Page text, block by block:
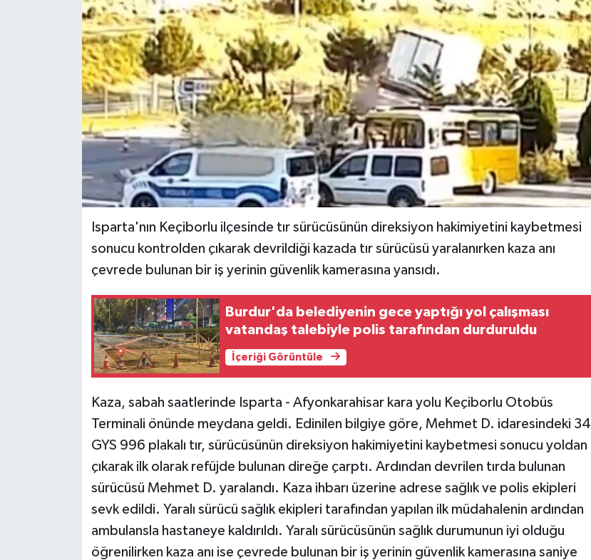
Isparta'nın Keçiborlu ilçesinde tır sürücüsünün direksiyon hakimiyetini kaybetmesi
sonucu kontrolden çıkarak devrildiği kazada tır sürücüsü yaralanırken kaza anı
çevrede bulunan bir iş yerinin güvenlik kamerasına yansıdı.
Burdur'da belediyenin gece yaptığı yol çalışması
vatandaş talebiyle polis tarafından durduruldu
İçeriği Görüntüle
Kaza, sabah saatlerinde Isparta - Afyonkarahisar kara yolu Keçiborlu Otobüs
Terminali önünde meydana geldi. Edinilen bilgiye göre, Mehmet D. idaresindeki 34
GYS 996 plakalı tır, sürücüsünün direksiyon hakimiyetini kaybetmesi sonucu yoldan
çıkarak ilk olarak refüjde bulunan direğe çarptı. Ardından devrilen tırda bulunan
sürücüsü Mehmet D. yaralandı. Kaza ihbarı üzerine adrese sağlık ve polis ekipleri
sevk edildi. Yaralı sürücü sağlık ekipleri tarafından yapılan ilk müdahalenin ardından
ambulansla hastaneye kaldırıldı. Yaralı sürücüsünün sağlık durumunun iyi olduğu
öğrenilirken kaza anı ise çevrede bulunan bir iş yerinin güvenlik kamerasına saniye